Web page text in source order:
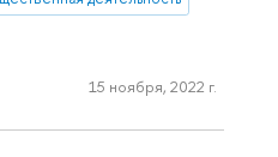
15 ноября, 2022 г.